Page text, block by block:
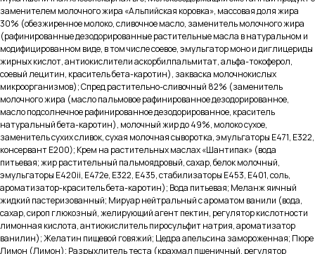
заменителем молочного жира «Альпийская коровка», массовая доля жира
30% (обезжиренное молоко, сливочное масло, заменитель молочного жира
(рафинированные дезодорированные растительные масла в натуральном и
модифицированном виде, в том числе соевое, эмульгатор моно и диглицериды
жирных кислот, антиокислители аскорбилпальмитат, альфа-токоферол,
соевый лецитин, краситель бета-каротин), закваска молочнокислых
микроорганизмов); Спред растительно-сливочный 82% (заменитель
молочного жира (масло пальмовое рафинированное дезодорированное,
масло подсолнечное рафинированное дезодорированное, краситель
натуральный бета-каротин), молочный жир до 49%, молоко сухое,
заменитель сухих сливок, сухая молочная сыворотка, эмульгаторы Е471, Е322,
консервант Е200); Крем на растительных маслах «Шантипак» (вода
питьевая; жир растительный пальмоядровый, сахар, белок молочный,
эмульгаторы Е420ii, Е472е, Е322, Е435, стабилизаторы Е453, Е401, соль,
ароматизатор-краситель бета-каротин); Вода питьевая; Меланж яичный
жидкий пастеризованный; Мируар нейтральный с ароматом ванили (вода,
сахар, сироп глюкозный, желирующий агент пектин, регулятор кислотности
лимонная кислота, антиокислитель пиросульфит натрия, ароматизатор
ванилин); Желатин пищевой говяжий; Цедра апельсина замороженная; Пюре
Лимон (Лимон); Разрыхлитель теста (крахмал пшеничный, регулятор
Меню
Каталог
О производстве
О компании
Партнерам
Вакансии
Доставка и оплата
Контакты